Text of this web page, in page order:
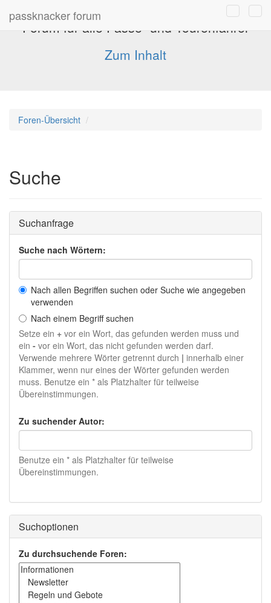
passknacker forum
Forum für alle Pässe- und Tourenfahrer
Zum Inhalt
Foren-Übersicht
Suche
Suchanfrage
Suche nach Wörtern:
Nach allen Begriffen suchen oder Suche wie angegeben
verwenden
Nach einem Begriff suchen
Setze ein + vor ein Wort, das gefunden werden muss und
ein - vor ein Wort, das nicht gefunden werden darf.
Verwende mehrere Wörter getrennt durch | innerhalb einer
Klammer, wenn nur eines der Wörter gefunden werden
muss. Benutze ein * als Platzhalter für teilweise
Übereinstimmungen.
Zu suchender Autor:
Benutze ein * als Platzhalter für teilweise
Übereinstimmungen.
Suchoptionen
Zu durchsuchende Foren: